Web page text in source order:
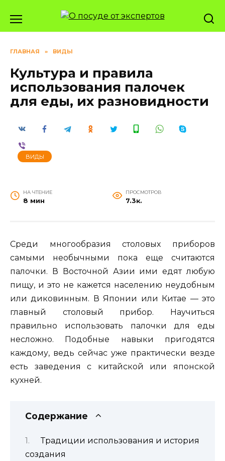
содержанию
ГЛАВНАЯ » ВИДЫ
Культура и правила
использования палочек
для еды, их разновидности
ВИДЫ
НА ЧТЕНИЕ
8 мин
ПРОСМОТРОВ
7.3к.
Среди многообразия столовых приборов
самыми необычными пока еще считаются
палочки. В Восточной Азии ими едят любую
пищу, и это не кажется населению неудобным
или диковинным. В Японии или Китае — это
главный столовый прибор. Научиться
правильно использовать палочки для еды
несложно. Подобные навыки пригодятся
каждому, ведь сейчас уже практически везде
есть заведения с китайской или японской
кухней.
Содержание
Традиции использования и история
создания